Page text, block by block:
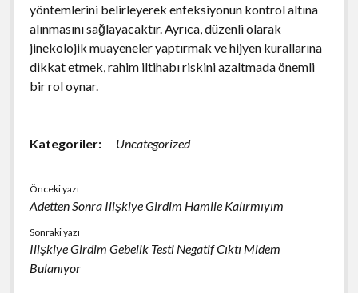
yöntemlerini belirleyerek enfeksiyonun kontrol altına
alınmasını sağlayacaktır. Ayrıca, düzenli olarak
jinekolojik muayeneler yaptırmak ve hijyen kurallarına
dikkat etmek, rahim iltihabı riskini azaltmada önemli
bir rol oynar.
Kategoriler: Uncategorized
Önceki yazı
Adetten Sonra Ilişkiye Girdim Hamile Kalırmıyım
Sonraki yazı
Ilişkiye Girdim Gebelik Testi Negatif Cıktı Midem
Bulanıyor